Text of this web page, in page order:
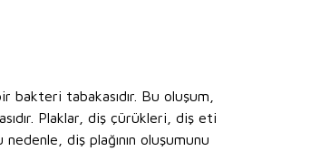
bakteri tabakasıdır. Bu oluşum,
Plaklar, diş çürükleri, diş eti
nedenle, diş plağının oluşumunu